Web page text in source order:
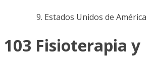
Estados Unidos de América
103 Fisioterapia y